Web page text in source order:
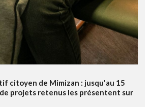
citoyen de Mimizan : jusqu'au 15
projets retenus les présentent sur